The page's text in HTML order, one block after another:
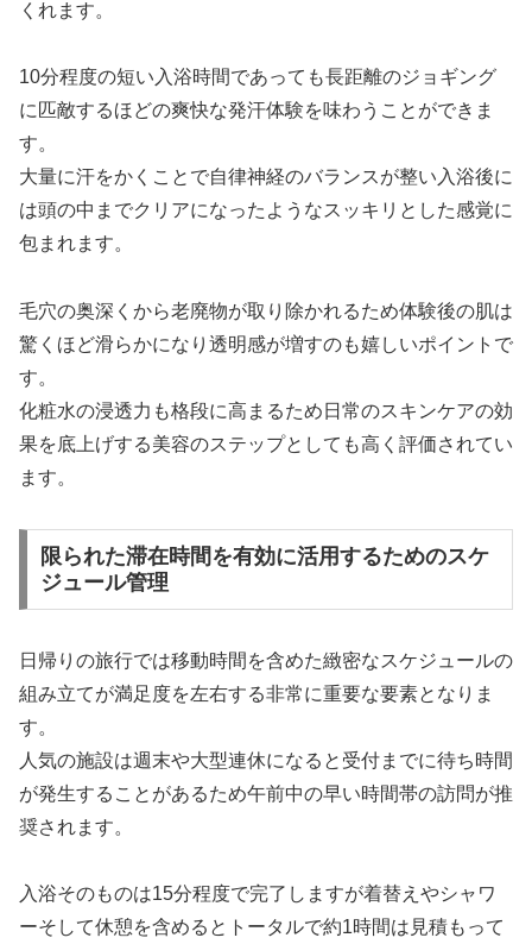
くれます。
10分程度の短い入浴時間であっても長距離のジョギング
に匹敵するほどの爽快な発汗体験を味わうことができま
す。
大量に汗をかくことで自律神経のバランスが整い入浴後に
は頭の中までクリアになったようなスッキリとした感覚に
包まれます。
毛穴の奥深くから老廃物が取り除かれるため体験後の肌は
驚くほど滑らかになり透明感が増すのも嬉しいポイントで
す。
化粧水の浸透力も格段に高まるため日常のスキンケアの効
果を底上げする美容のステップとしても高く評価されてい
ます。
限られた滞在時間を有効に活用するためのスケ
ジュール管理
日帰りの旅行では移動時間を含めた緻密なスケジュールの
組み立てが満足度を左右する非常に重要な要素となりま
す。
人気の施設は週末や大型連休になると受付までに待ち時間
が発生することがあるため午前中の早い時間帯の訪問が推
奨されます。
入浴そのものは15分程度で完了しますが着替えやシャワ
ーそして休憩を含めるとトータルで約1時間は見積もって